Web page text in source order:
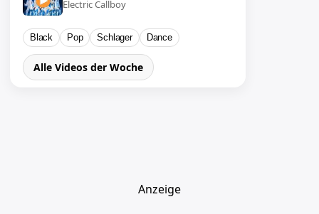
Electric Callboy
Black Pop Schlager Dance
Alle Videos der Woche
Anzeige